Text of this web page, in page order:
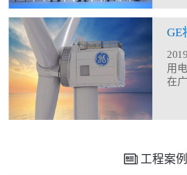
用
在
工程案例